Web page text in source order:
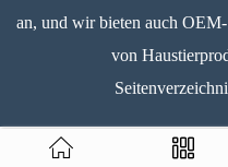
an, und wir bieten auch
von